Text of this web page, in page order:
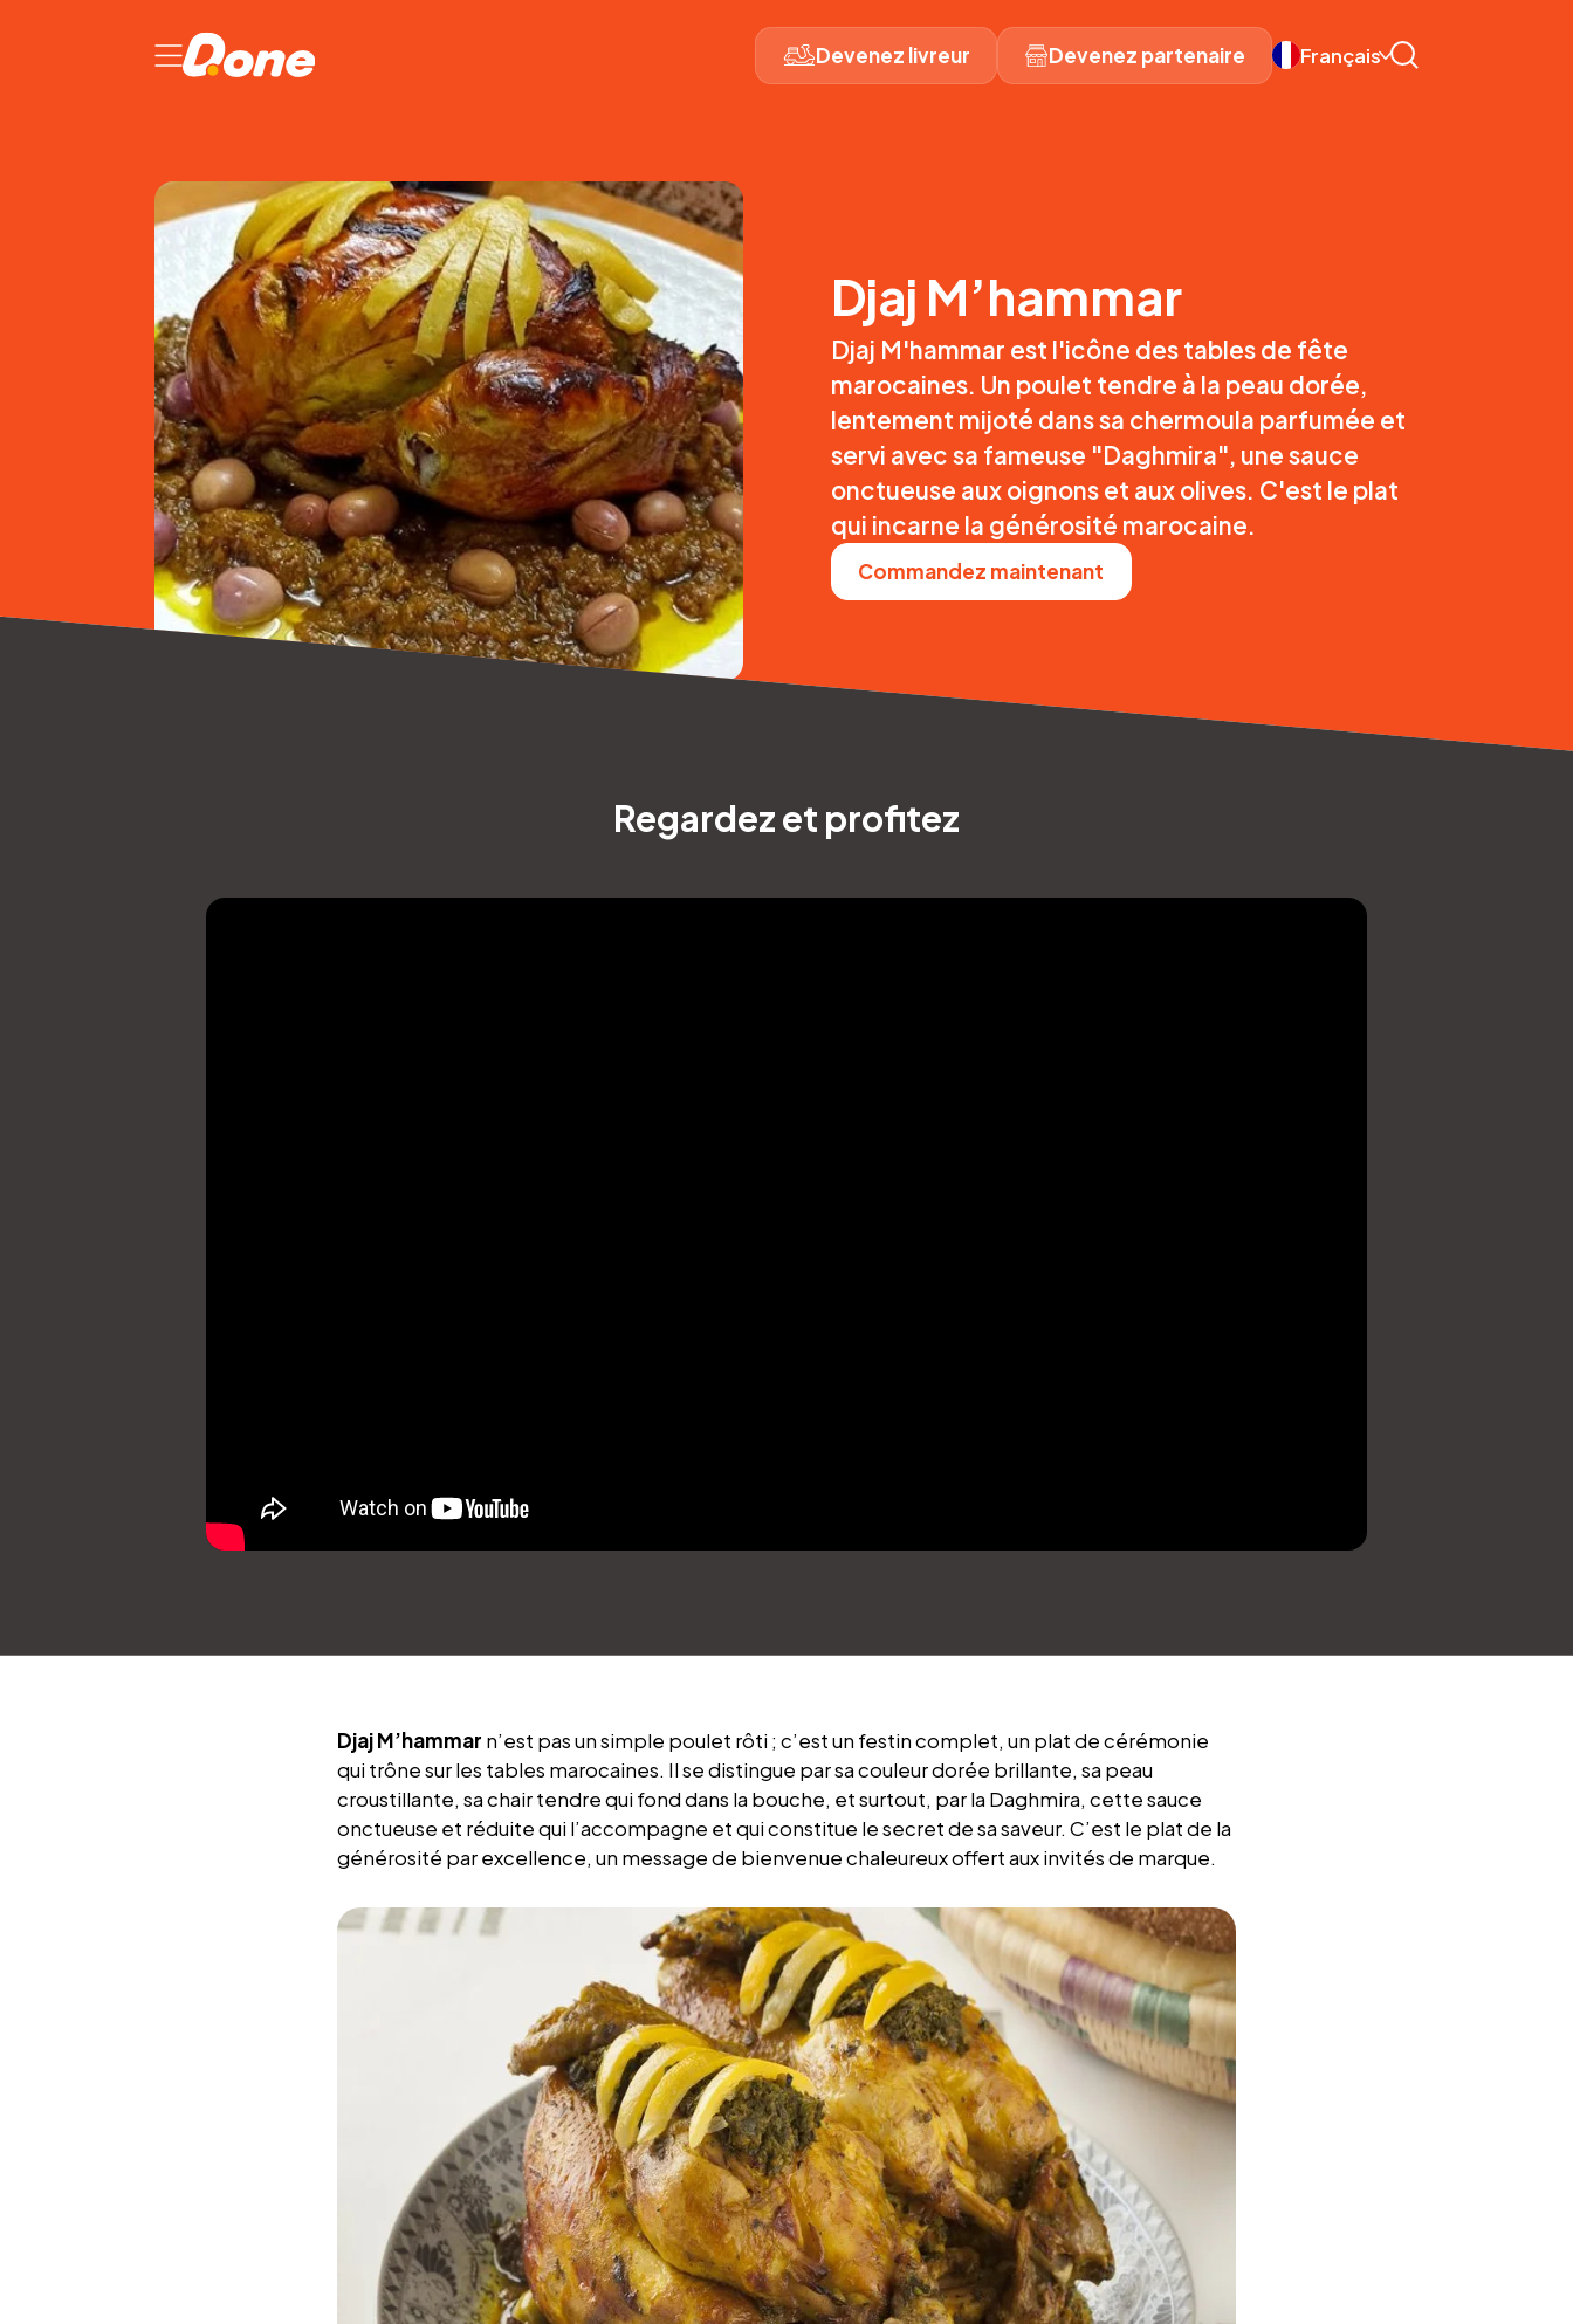
Devenez livreur Devenez partenaire Français
Djaj M’hammar
Djaj M'hammar est l'icône des tables de fête
marocaines. Un poulet tendre à la peau dorée,
lentement mijoté dans sa chermoula parfumée et
servi avec sa fameuse "Daghmira", une sauce
onctueuse aux oignons et aux olives. C'est le plat
qui incarne la générosité marocaine.
Commandez maintenant
Regardez et profitez
Djaj M’hammar n’est pas un simple poulet rôti ; c’est un festin complet, un plat de cérémonie
qui trône sur les tables marocaines. Il se distingue par sa couleur dorée brillante, sa peau
croustillante, sa chair tendre qui fond dans la bouche, et surtout, par la Daghmira, cette sauce
onctueuse et réduite qui l’accompagne et qui constitue le secret de sa saveur. C’est le plat de la
générosité par excellence, un message de bienvenue chaleureux offert aux invités de marque.